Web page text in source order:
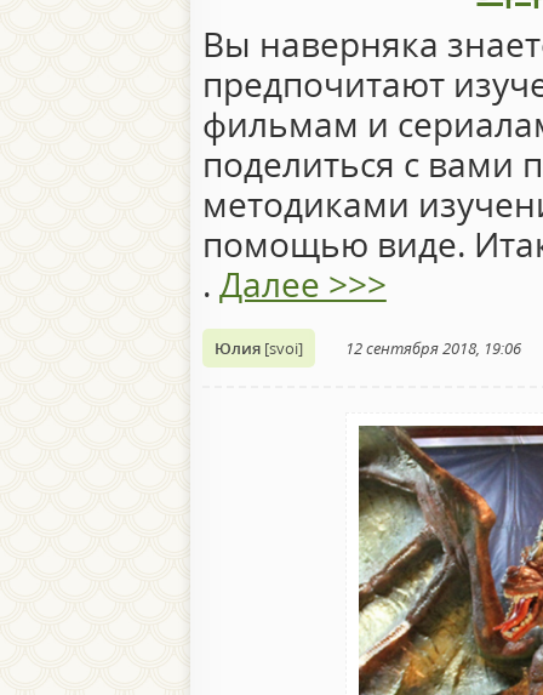
Вы наверняка
предпочитают
фильмам и
поделиться с вами
методиками
помощью виде.
. Далее >>>
Юлия[svoi] 12 сентября 2018, 19:06